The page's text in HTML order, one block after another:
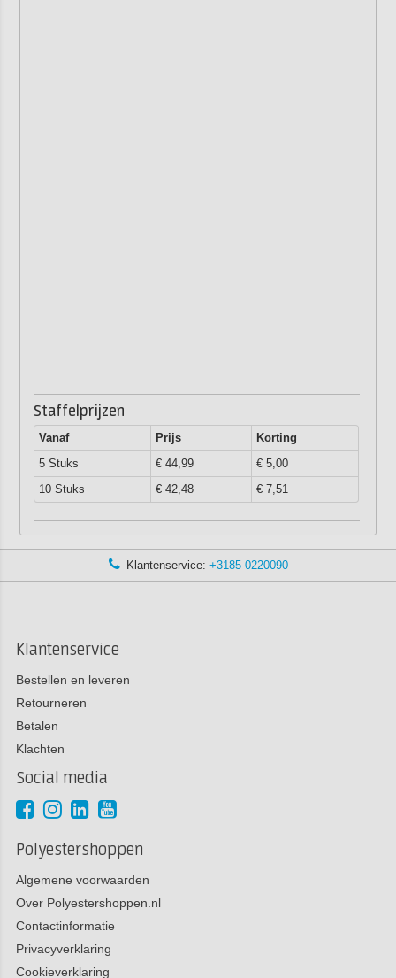
Staffelprijzen
Vanaf Prijs
Korting
5 Stuks
€ 44,99
€ 5,00
10 Stuks
€ 42,48 € 7,51
Klantenservice: +3185 0220090
Klantenservice
Bestellen en leveren
Retourneren
Betalen
Klachten
Social media
Polyestershoppen
Algemene voorwaarden
Over Polyestershoppen.nl
Contactinformatie
Privacyverklaring
Cookieverklaring